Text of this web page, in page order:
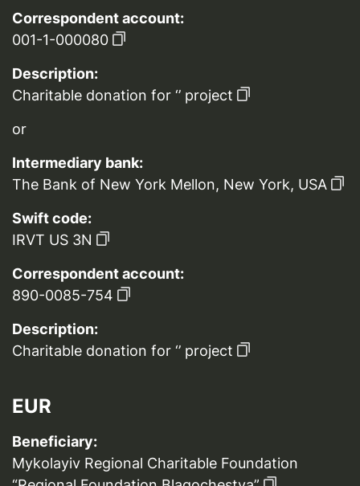
Correspondent account:
001-1-000080
Description:
Charitable donation for ‘’ project
or
Intermediary bank:
The Bank of New York Mellon, New York, USA
Swift code:
IRVT US 3N
Correspondent account:
890-0085-754
Description:
Charitable donation for ‘’ project
EUR
Beneficiary:
Mykolayiv Regional Charitable Foundation